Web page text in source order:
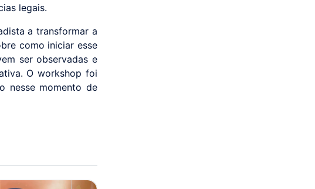
legais.
a transformar a
como iniciar esse
ser observadas e
O workshop foi
nesse momento de